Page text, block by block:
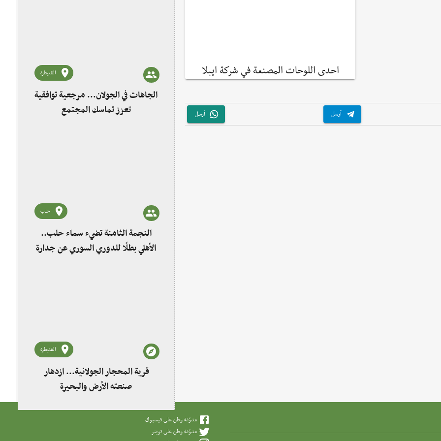
احدى اللوحات المصنعة في شركة ايبلا
أرسل أرسل
القنيطرة
الجاهات في الجولان... مرجعية توافقية
تعزز تماسك المجتمع
حلب
النجمة الثامنة تضيء سماء حلب..
الأهلي بطلًا للدوري السوري عن جدارة
القنيطرة
قرية المحجار الجولانية... ازدهار
صنعته الأرض والبحيرة
مدوّنة وطن على فيسبوك
مدوّنة وطن على تويتر